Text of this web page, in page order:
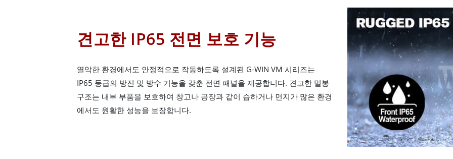
견고한 IP65 전면 보호 기능
열악한 환경에서도 안정적으로 작동하도록 설계된 G-WIN VM 시리즈는
IP65 등급의 방진 및 방수 기능을 갖춘 전면 패널을 제공합니다. 견고한 밀봉
구조는 내부 부품을 보호하여 창고나 공장과 같이 습하거나 먼지가 많은 환경
에서도 원활한 성능을 보장합니다.